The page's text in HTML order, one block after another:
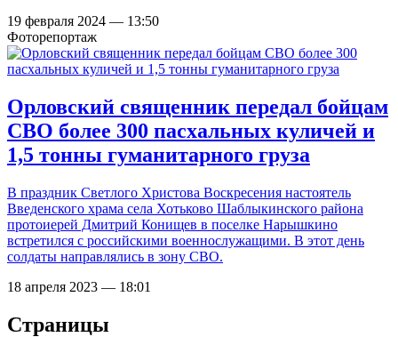
19 февраля 2024 — 13:50
Фоторепортаж
Орловский священник передал бойцам
СВО более 300 пасхальных куличей и
1,5 тонны гуманитарного груза
В праздник Светлого Христова Воскресения настоятель
Введенского храма села Хотьково Шаблыкинского района
протоиерей Дмитрий Конищев в поселке Нарышкино
встретился с российскими военнослужащими. В этот день
солдаты направлялись в зону СВО.
18 апреля 2023 — 18:01
Страницы